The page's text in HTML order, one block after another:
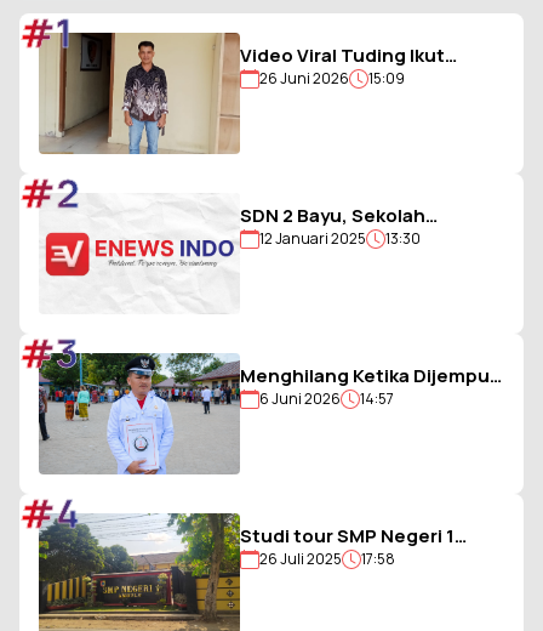
Video Viral Tuding Ikut
Memukul, Kades
26 Juni 2026 15:09
#1
SDN 2 Bayu, Sekolah
Berjargon Guru 5G yang
12 Januari 2025 13:30
#2
Menghilang Ketika Dijemput
Paksa Polisi, Kades Balohao
6 Juni 2026 14:57
#3
Studi tour SMP Negeri 1
Ambulu Gagal, Uang Iuran
26 Juli 2025 17:58
#4